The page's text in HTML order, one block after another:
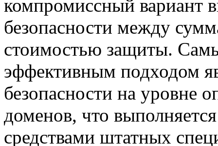
компромиссный вариант
безопасности между
стоимостью защиты.
эффективным подходом
безопасности на уровне
доменов, что
средствами штатных